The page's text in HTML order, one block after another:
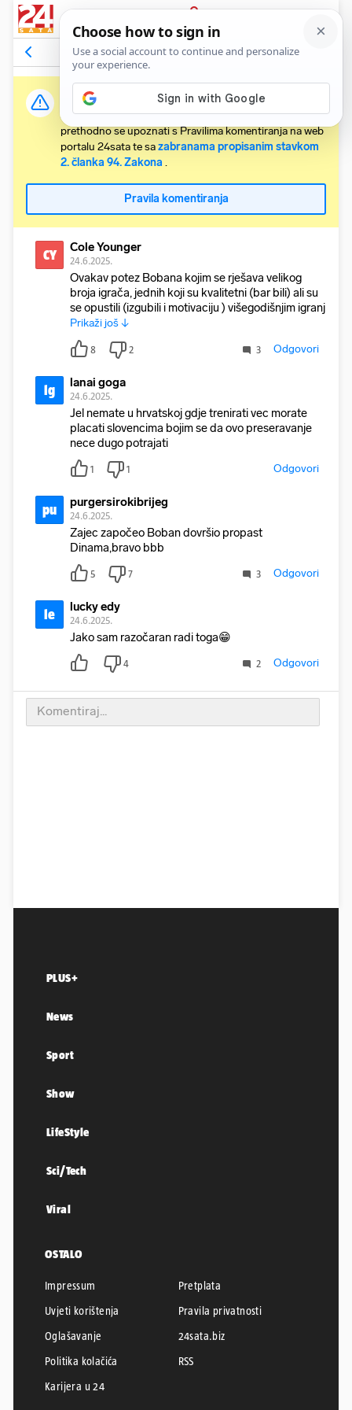
PRIJAVA
Komentari12 Relevantni
Važna obavijest:
Svaki korisnik koji želi komentirati članke obvezan je
prethodno se upoznati s Pravilima komentiranja na web
portalu 24sata te sazabranama propisanim stavkom
2. članka 94. Zakona .
Pravila komentiranja
CY Cole Younger
24.6.2025.
Ovakav potez Bobana kojim se rješava velikog
broja igrača, jednih koji su kvalitetni (bar bili) ali su
se opustili (izgubili i motivaciju ) višegodišnjim igranj
Prikaži još ↓
8 2 3 Odgovori
lg lanai goga
24.6.2025.
Jel nemate u hrvatskoj gdje trenirati vec morate
placati slovencima bojim se da ovo preseravanje
nece dugo potrajati
1 1 Odgovori
pu purgersirokibrijeg
24.6.2025.
Zajec započeo Boban dovršio propast
Dinama,bravo bbb
5 7 3 Odgovori
le lucky edy
24.6.2025.
Jako sam razočaran radi toga😁
4 2 Odgovori
PLUS+
News
Sport
Show
LifeStyle
Sci/Tech
Viral
OSTALO
Impressum
Pretplata
Uvjeti korištenja
Pravila privatnosti
Oglašavanje
24sata.biz
Politika kolačića
RSS
Karijera u 24